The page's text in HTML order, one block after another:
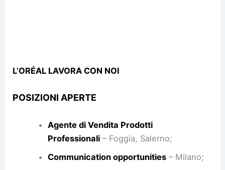
L’ORÉAL LAVORA CON NOI
POSIZIONI APERTE
Agente di Vendita Prodotti
Professionali– Foggia, Salerno;
Communication opportunities– Milano;